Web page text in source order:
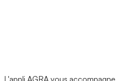
L'appli AGRA vous